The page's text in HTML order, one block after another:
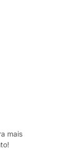
mais